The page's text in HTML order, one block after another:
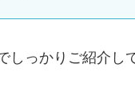
っかりご紹介し